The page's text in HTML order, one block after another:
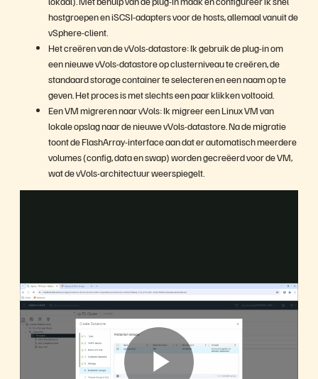
o
hostgroepen en iSCSI-adapters voor de hosts, allemaal vanuit de
vSphere-client.
Het creëren van de vVols-datastore: Ik gebruik de plug-in om
een nieuwe vVols-datastore op clusterniveau te creëren, de
standaard storage container te selecteren en een naam op te
geven. Het proces is met slechts een paar klikken voltooid.
Een VM migreren naar vVols: Ik migreer een Linux VM van
lokale opslag naar de nieuwe vVols-datastore. Na de migratie
toont de FlashArray-interface aan dat er automatisch meerdere
volumes (config, data en swap) worden gecreëerd voor de VM,
wat de vVols-architectuur weerspiegelt.